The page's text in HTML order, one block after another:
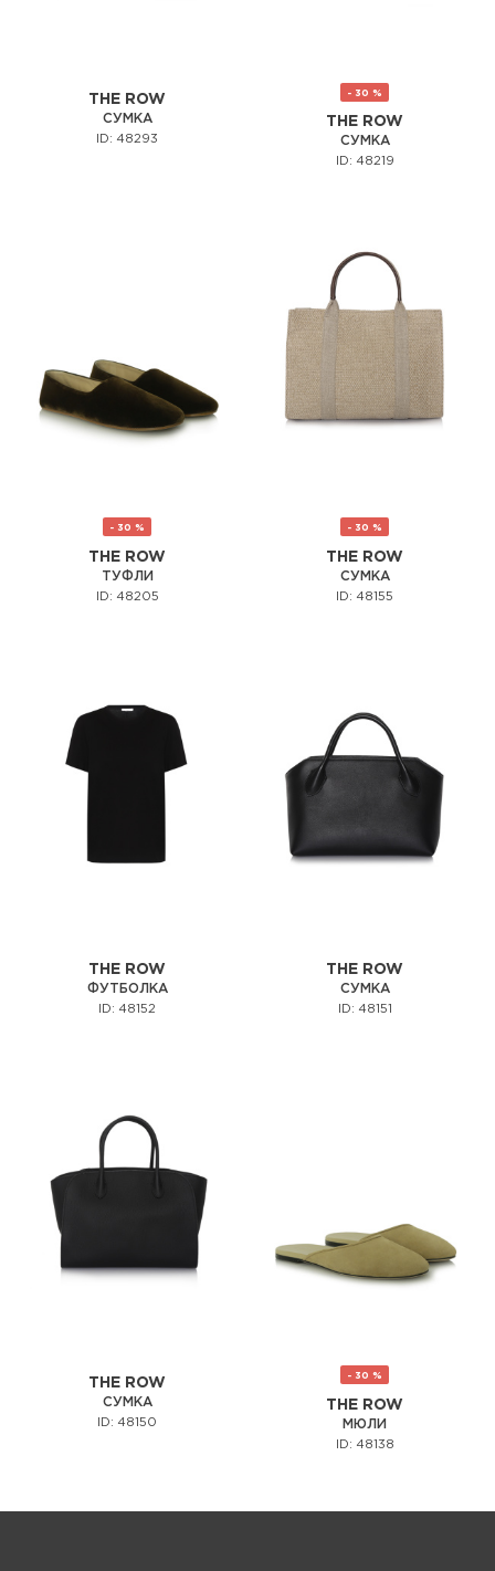
THE ROW
СУМКА
ID: 48293
- 30 %
THE ROW
СУМКА
ID: 48219
- 30 %
THE ROW
ТУФЛИ
ID: 48205
- 30 %
THE ROW
СУМКА
ID: 48155
THE ROW
ФУТБОЛКА
ID: 48152
THE ROW
СУМКА
ID: 48151
THE ROW
СУМКА
ID: 48150
- 30 %
THE ROW
МЮЛИ
ID: 48138